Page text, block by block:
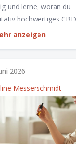
und lerne, woran du
hochwertiges CBD
anzeigen
2026
Messerschmidt